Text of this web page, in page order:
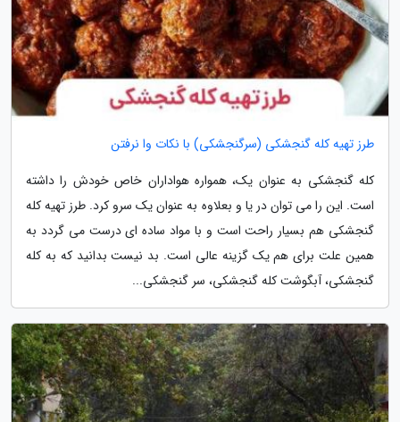
طرز تهیه کله گنجشکی (سرگنجشکی) با نکات وا نرفتن
کله گنجشکی به عنوان یک، همواره هواداران خاص خودش را داشته
است. این را می توان در یا و بعلاوه به عنوان یک سرو کرد. طرز تهیه کله
گنجشکی هم بسیار راحت است و با مواد ساده ای درست می گردد به
همین علت برای هم یک گزینه عالی است. بد نیست بدانید که به کله
گنجشکی، آبگوشت کله گنجشکی، سر گنجشکی...